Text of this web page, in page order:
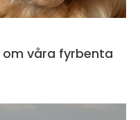
våra fyrbenta